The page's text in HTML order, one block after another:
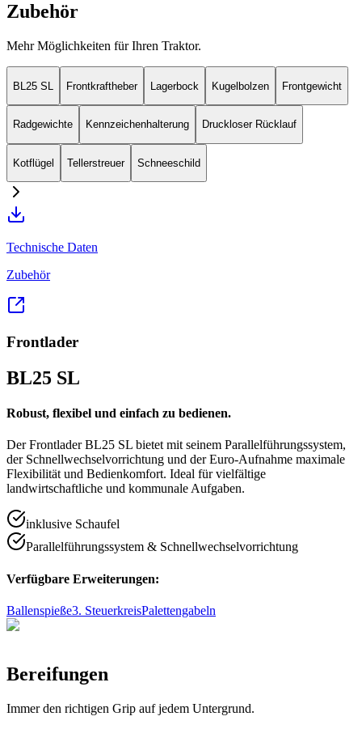
Zubehör
Mehr Möglichkeiten für Ihren Traktor.
BL25 SL Frontkraftheber Lagerbock Kugelbolzen Frontgewicht
Radgewichte Kennzeichenhalterung Druckloser Rücklauf
Kotflügel Tellerstreuer Schneeschild
Technische Daten
Zubehör
Frontlader
BL25 SL
Robust, flexibel und einfach zu bedienen.
Der Frontlader BL25 SL bietet mit seinem Parallelführungssystem,
der Schnellwechselvorrichtung und der Euro-Aufnahme maximale
Flexibilität und Bedienkomfort. Ideal für vielfältige
landwirtschaftliche und kommunale Aufgaben.
inklusive Schaufel
Parallelführungssystem & Schnellwechselvorrichtung
Verfügbare Erweiterungen:
Ballenspieße3. SteuerkreisPalettengabeln
Bereifungen
Immer den richtigen Grip auf jedem Untergrund.